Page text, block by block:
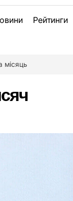
Рейтинги
місяць